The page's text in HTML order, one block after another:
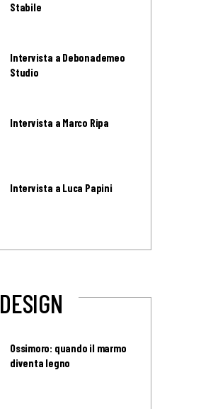
Stabile
Intervista a Debonademeo
Studio
Intervista a Marco Ripa
Intervista a Luca Papini
DESIGN
Ossimoro: quando il marmo
diventa legno